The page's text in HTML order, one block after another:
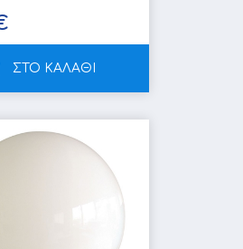
ΣΤΟ ΚΑΛΑΘΙ